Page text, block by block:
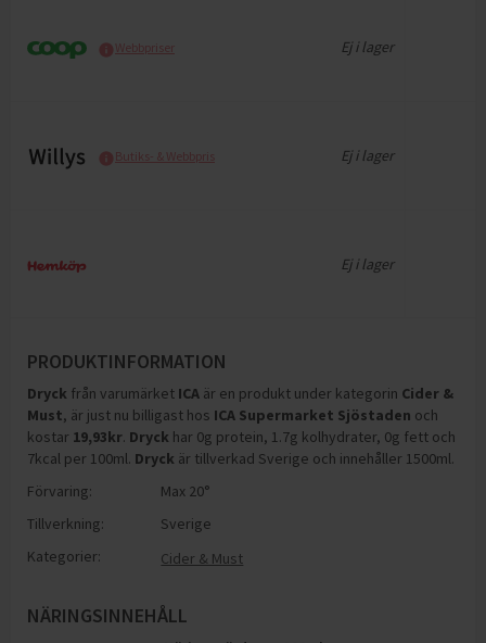
Webbpriser Ej i lager
Butiks- & Webbpris Ej i lager
Ej i lager
PRODUKTINFORMATION
Dryck från varumärket ICA är en produkt under kategorin Cider &
Must, är just nu billigast hos ICA Supermarket Sjöstaden och
kostar 19,93kr. Dryck har 0g protein, 1.7g kolhydrater, 0g fett och
7kcal per 100ml. Dryck är tillverkad Sverige och innehåller 1500ml.
Förvaring:
Max 20°
Tillverkning:
Sverige
Kategorier:
Cider & Must
NÄRINGSINNEHÅLL